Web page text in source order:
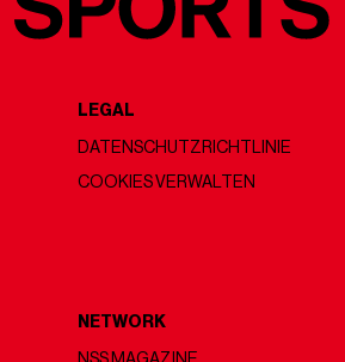
LEGAL
DATENSCHUTZRICHTLINIE
COOKIES VERWALTEN
NETWORK